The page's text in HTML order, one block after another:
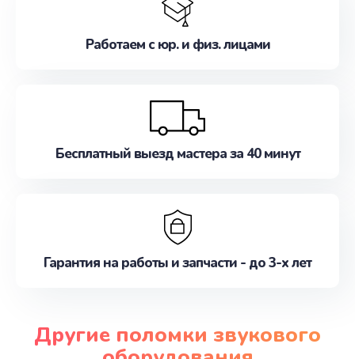
Работаем с юр. и физ. лицами
Бесплатный выезд мастера за 40 минут
Гарантия на работы и запчасти - до 3-х лет
Другие поломки звукового